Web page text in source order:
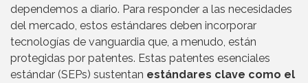
dependemos a diario. Para responder a las necesidades
del mercado, estos estándares deben incorporar
tecnologías de vanguardia que, a menudo, están
protegidas por patentes. Estas patentes esenciales
estándar (SEPs) sustentan estándares clave como el